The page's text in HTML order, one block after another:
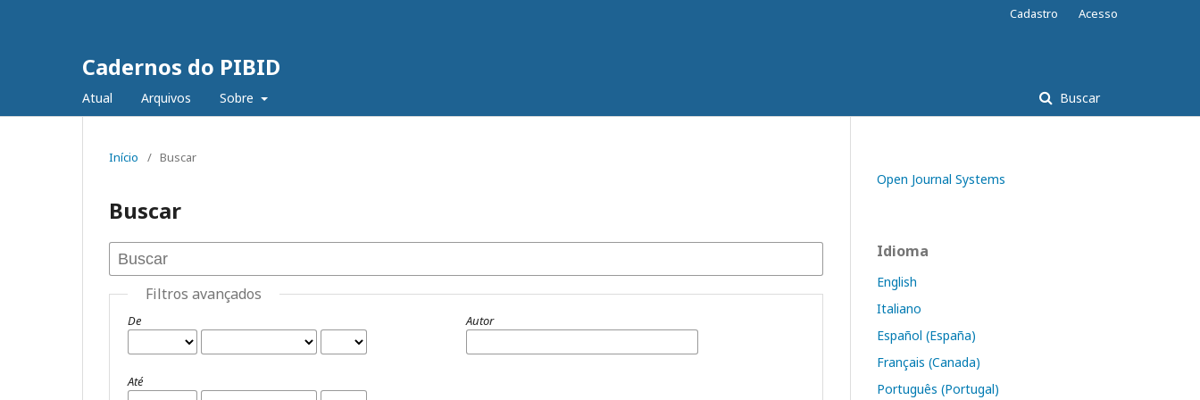
Cadernos do PIBID
Atual Arquivos Sobre Buscar
Cadastro Acesso
Início / Buscar
Buscar
Filtros avançados
De
Até
Autor
Open Journal Systems
Idioma
English
Italiano
Español (España)
Français (Canada)
Português (Portugal)